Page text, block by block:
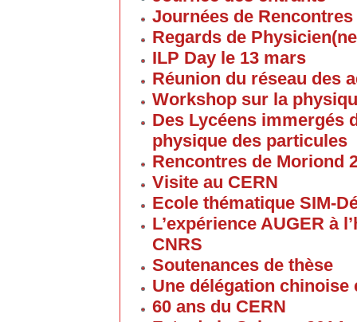
Journées de
Regards de
ILP Day le 13 mars
Réunion du réseau des
Workshop sur la
Des Lycéens immergés
physique des particules
Rencontres de Moriond
Visite au CERN
Ecole thématique SIM-
L’expérience AUGER à
CNRS
Soutenances de thèse
Une délégation
60 ans du CERN